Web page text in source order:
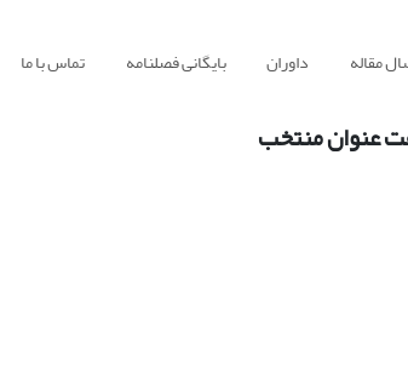
مقاله داوران بایگانی فصلنامه تماس با ما
عنوان منتخب